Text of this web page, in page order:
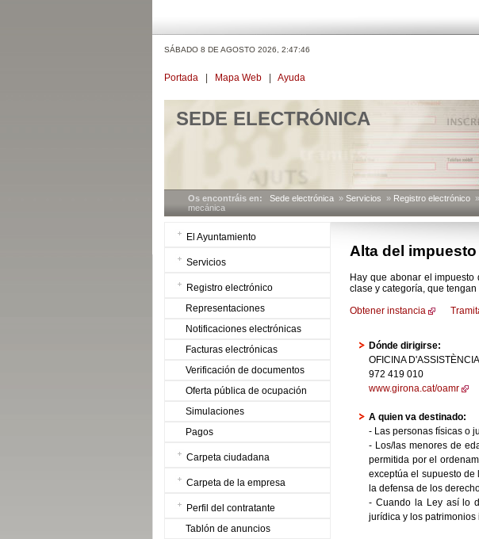
SÁBADO 8 DE AGOSTO 2026, 2:47:46
Portada Mapa Web Ayuda
SEDE ELECTRÓNICA
Os encontráis en: Sede electrónica » Servicios » Registro electrónico »
mecánica
El Ayuntamiento
Servicios
Registro electrónico
Representaciones
Notificaciones electrónicas
Facturas electrónicas
Verificación de documentos
Oferta pública de ocupación
Simulaciones
Pagos
Carpeta ciudadana
Carpeta de la empresa
Perfil del contratante
Tablón de anuncios
Alta del
Hay que abonar el
clase y categoría, que
Obtener instancia
Dónde dirigirse:
OFICINA
972 419 010
www.girona.cat/oamr
A quien va destinado:
- Las personas físicas o
- Los/las menores de
permitida por el
exceptúa el supuesto
la defensa de los
- Cuando la Ley así lo
jurídica y los